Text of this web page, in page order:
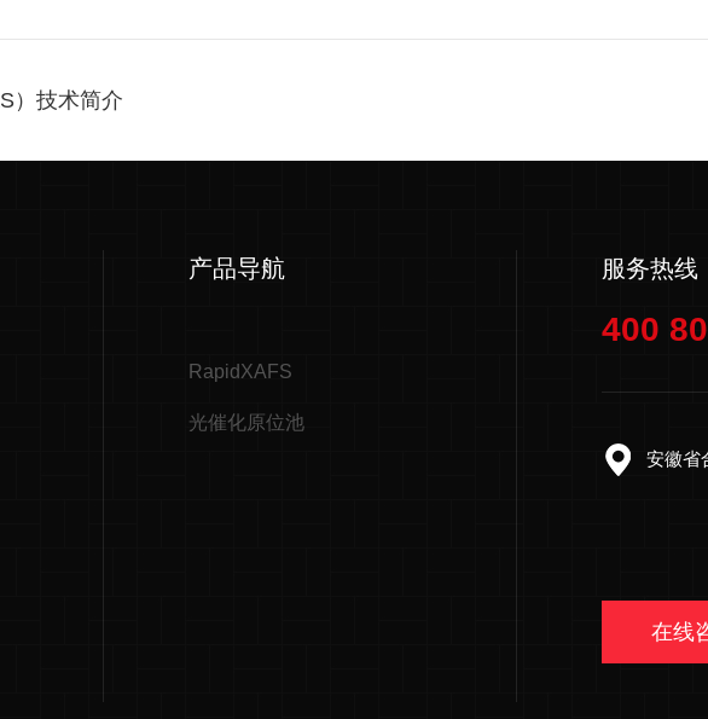
）技术简介
产品导航
RapidXAFS
光催化原位池
服务热线
400
安徽省
在线